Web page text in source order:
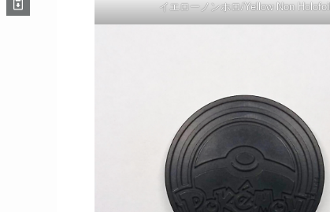
イエローノンホロ/Yellow Non Holofoil